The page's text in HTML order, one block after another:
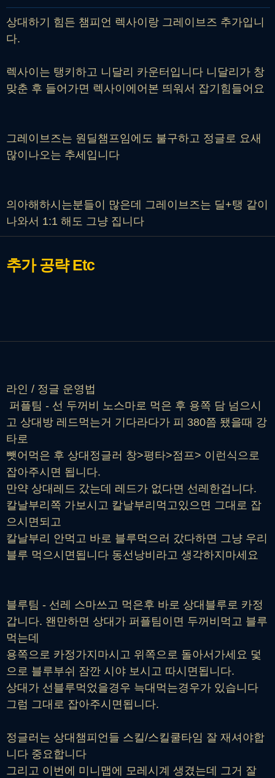
상대하기 힘든 챔피언 렉사이랑 그레이브즈 추가입니
다.
렉사이는 탱키하고 니달리 카운터입니다 니달리가 창
맞춘 후 들어가면 렉사이에어본 띄워서 잡기힘들어요
그레이브즈는 원딜챔프임에도 불구하고 정글로 요새
많이나오는 추세입니다
의아해하시는분들이 많은데 그레이브즈는 딜+탱 같이
나와서 1:1 해도 그냥 집니다
추가 공략Etc
라인 / 정글 운영법
퍼플팀 - 선 두꺼비 노스마로 먹은 후 용쪽 담 넘으시
고 상대방 레드먹는거 기다라다가 피 380쯤 됐을때 강
타로
뺏어먹은 후 상대정글러 창>평타>점프> 이런식으로
잡아주시면 됩니다.
만약 상대레드 갔는데 레드가 없다면 선레한겁니다.
칼날부리쪽 가보시고 칼날부리먹고있으면 그대로 잡
으시면되고
칼날부리 안먹고 바로 블루먹으러 갔다하면 그냥 우리
블루 먹으시면됩니다 동선낭비라고 생각하지마세요
블루팀 - 선레 스마쓰고 먹은후 바로 상대블루로 카정
갑니다. 왠만하면 상대가 퍼플팀이면 두꺼비먹고 블루
먹는데
용쪽으로 카정가지마시고 위쪽으로 돌아서가세요 덫
으로 블루부쉬 잠깐 시야 보시고 따시면됩니다.
상대가 선블루먹었을경우 늑대먹는경우가 있습니다
그럼 그대로 잡아주시면됩니다.
정글러는 상대챔피언들 스킬/스킬쿨타임 잘 재셔야합
니다 중요합니다
그리고 이번에 미니맵에 모레시계 생겼는데 그거 잘